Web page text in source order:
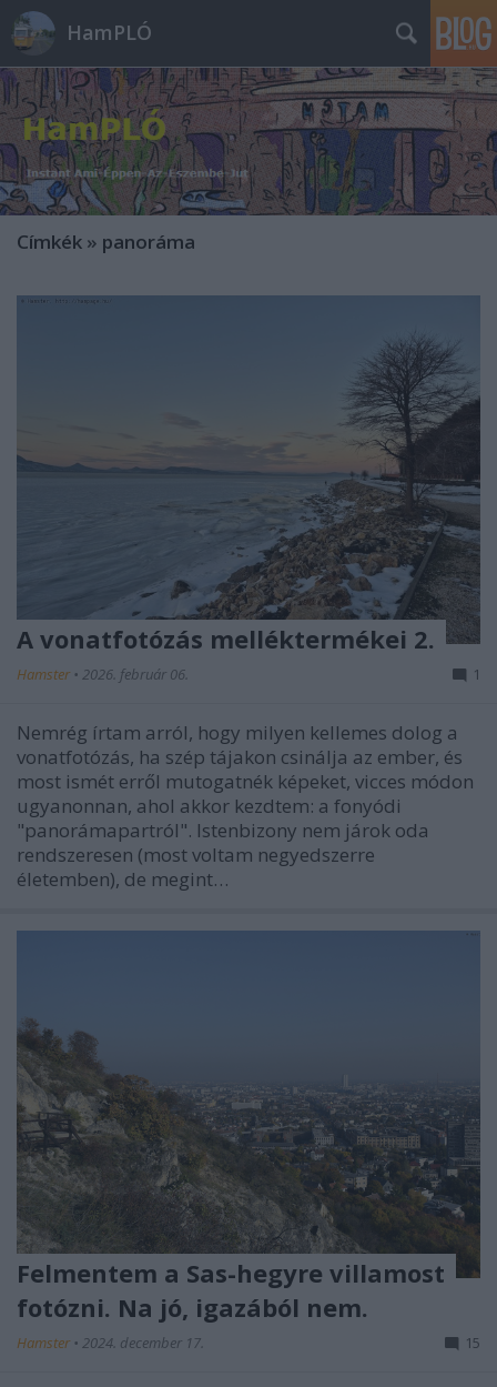
HamPLÓ
Címkék » panoráma
A vonatfotózás melléktermékei 2.
Hamster • 2026. február 06. 1
Nemrég írtam arról, hogy milyen kellemes dolog a
vonatfotózás, ha szép tájakon csinálja az ember, és
most ismét erről mutogatnék képeket, vicces módon
ugyanonnan, ahol akkor kezdtem: a fonyódi
"panorámapartról". Istenbizony nem járok oda
rendszeresen (most voltam negyedszerre
életemben), de megint…
Felmentem a Sas-hegyre villamost
fotózni. Na jó, igazából nem.
Hamster • 2024. december 17. 15